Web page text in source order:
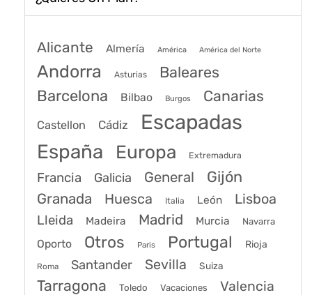
Alicante Almería América América del Norte
Andorra Asturias Baleares
Barcelona Bilbao Burgos Canarias
Castellon Cádiz Escapadas
España Europa Extremadura
Francia Galicia General Gijón
Granada Huesca Italia León Lisboa
Lleida Madeira Madrid Murcia Navarra
Oporto Otros Paris Portugal Rioja
Roma Santander Sevilla Suiza
Tarragona Toledo Vacaciones Valencia